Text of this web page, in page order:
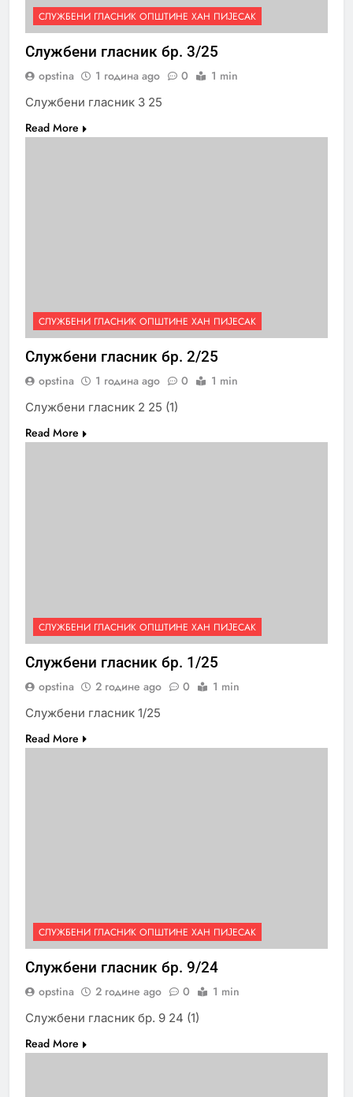
СЛУЖБЕНИ ГЛАСНИК ОПШТИНЕ ХАН ПИЈЕСАК
Службени гласник бр. 3/25
opstina 1 година ago 0 1 min
Службени гласник 3 25
Read More
СЛУЖБЕНИ ГЛАСНИК ОПШТИНЕ ХАН ПИЈЕСАК
Службени гласник бр. 2/25
opstina 1 година ago 0 1 min
Службени гласник 2 25 (1)
Read More
СЛУЖБЕНИ ГЛАСНИК ОПШТИНЕ ХАН ПИЈЕСАК
Службени гласник бр. 1/25
opstina 2 године ago 0 1 min
Службени гласник 1/25
Read More
СЛУЖБЕНИ ГЛАСНИК ОПШТИНЕ ХАН ПИЈЕСАК
Службени гласник бр. 9/24
opstina 2 године ago 0 1 min
Службени гласник бр. 9 24 (1)
Read More